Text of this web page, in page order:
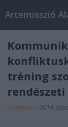
tréning
evatessza • 2014.